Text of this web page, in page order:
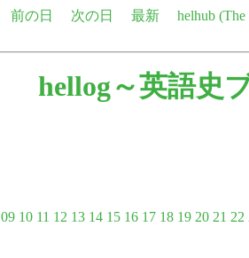
前の日 次の日 最新
helhub
hellog～英語史
09 10 11 12 13 14 15 16 17 18 19 20 21 22